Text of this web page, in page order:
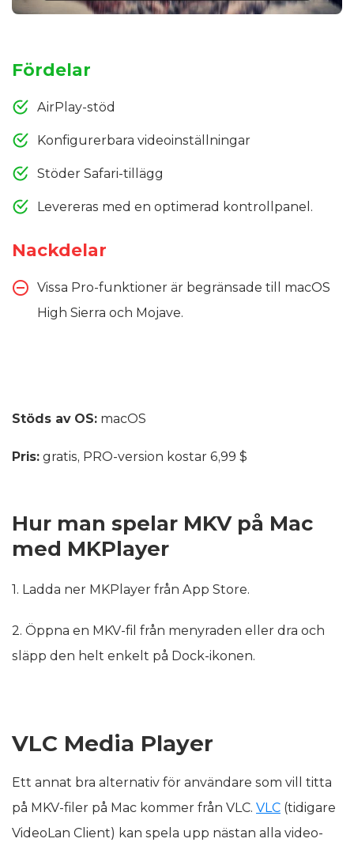
Fördelar
AirPlay-stöd
Konfigurerbara videoinställningar
Stöder Safari-tillägg
Levereras med en optimerad kontrollpanel.
Nackdelar
Vissa Pro-funktioner är begränsade till macOS
High Sierra och Mojave.
Stöds av OS: macOS
Pris: gratis, PRO-version kostar 6,99 $
Hur man spelar MKV på Mac
med MKPlayer
1. Ladda ner MKPlayer från App Store.
2. Öppna en MKV-fil från menyraden eller dra och
släpp den helt enkelt på Dock-ikonen.
VLC Media Player
Ett annat bra alternativ för användare som vill titta
på MKV-filer på Mac kommer från VLC. VLC (tidigare
VideoLan Client) kan spela upp nästan alla video-